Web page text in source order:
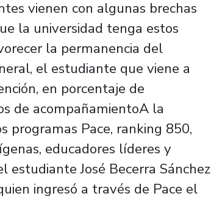
vienen con algunas brechas
la universidad tenga estos
la permanencia del
el estudiante que viene a
en porcentaje de
de acompañamientoA la
programas Pace, ranking 850,
educadores líderes y
estudiante José Becerra Sánchez
ingresó a través de Pace el